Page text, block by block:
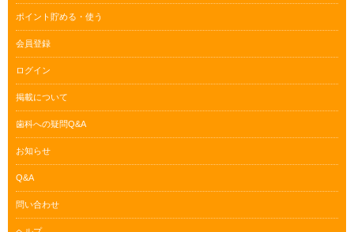
ポイント貯める・使う
会員登録
ログイン
掲載について
歯科への疑問Q&A
お知らせ
Q&A
問い合わせ